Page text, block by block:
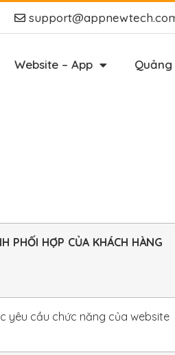
Website – App
PHỐI HỢP CỦA KHÁCH HÀNG
yêu cầu chức năng của website